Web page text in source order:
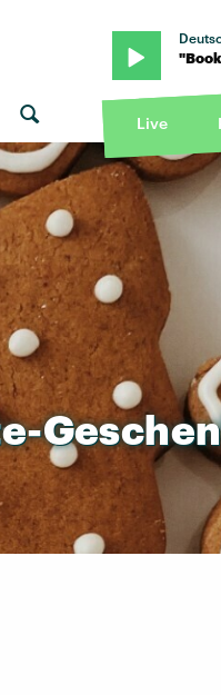
Park · "Books From
Live